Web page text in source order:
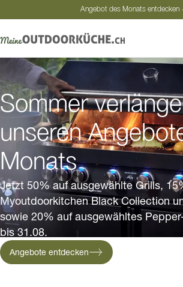
Angebot des Monats entdecken
Angebot des Monats entdecken
Sommer
unseren
Monats
Jetzt 50% auf ausgewählte Grills,
Myoutdoorkitchen Black Collection
sowie 20% auf ausgewähltes
bis 31.08.
Angebote entdecken